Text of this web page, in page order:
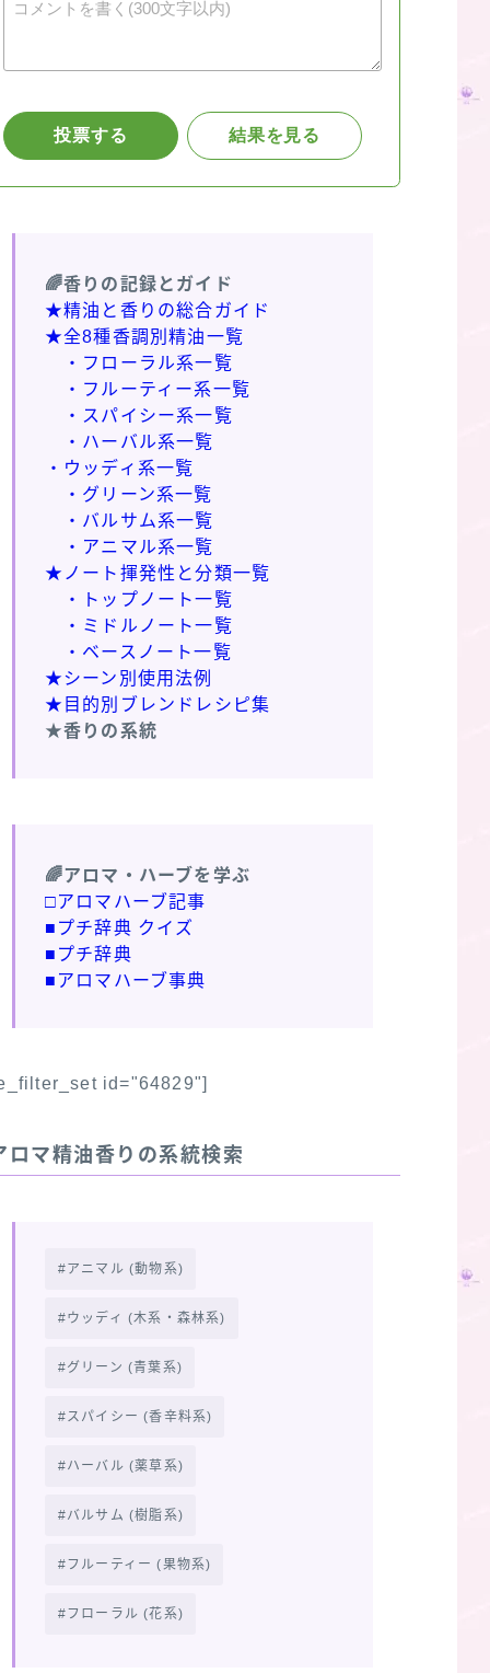
🌈香りの記録とガイド
★精油と香りの総合ガイド
★全8種香調別精油一覧
・フローラル系一覧
・フルーティー系一覧
・スパイシー系一覧
・ハーバル系一覧
・ウッディ系一覧
・グリーン系一覧
・バルサム系一覧
・アニマル系一覧
★ノート揮発性と分類一覧
・トップノート一覧
・ミドルノート一覧
・ベースノート一覧
★シーン別使用法例
★目的別ブレンドレシピ集
★香りの系統
🌈アロマ・ハーブを学ぶ
□アロマハーブ記事
■プチ辞典 クイズ
■プチ辞典
■アロマハーブ事典
id="64829"]
ロマ精油香りの系統検索
アニマル (動物系)
ウッディ (木系・森林系)
グリーン (青葉系)
スパイシー (香辛料系)
ハーバル (薬草系)
バルサム (樹脂系)
フルーティー (果物系)
フローラル (花系)